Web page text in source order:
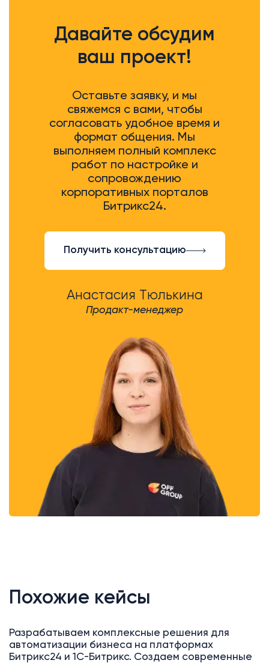
Надеюсь, все это сохранится с
ростом компании и пронесется
через года успеха и большое
заказчиков.
Давайте обсудим
ваш проект!
Оставьте заявку, и мы
свяжемся с вами, чтобы
согласовать удобное время и
формат общения. Мы
выполняем полный комплекс
работ по настройке и
сопровождению
корпоративных порталов
Битрикс24.
Получить консультацию
Анастасия Тюлькина
Продакт-менеджер
Похожие кейсы
Разрабатываем комплексные решения для
автоматизации бизнеса на платформах
Битрикс24 и 1С-Битрикс. Создаем современные